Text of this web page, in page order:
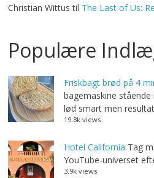
Christian Wittus til The Last of Us:
Populære
Friskbagt brød på 4
bagemaskine
lød smart men
19.8k views
Hotel California Tag
YouTube-universet
3.9k views